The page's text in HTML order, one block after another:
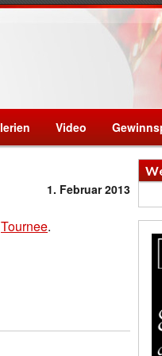
Video
1. Februar 2013
Tournee.